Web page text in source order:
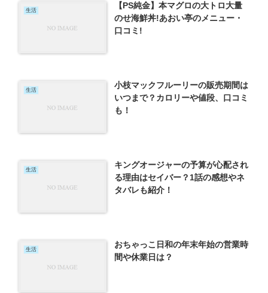
生活
【PS純金】本マグロの大トロ大量
のせ海鮮丼!あおい亭のメニュー・
口コミ!
生活
小枝マックフルーリーの販売期間は
いつまで？カロリーや値段、口コミ
も！
生活
キングオージャーの予算が心配され
る理由はセイバー？1話の感想やネ
タバレも紹介！
生活
おちゃっこ日和の年末年始の営業時
間や休業日は？